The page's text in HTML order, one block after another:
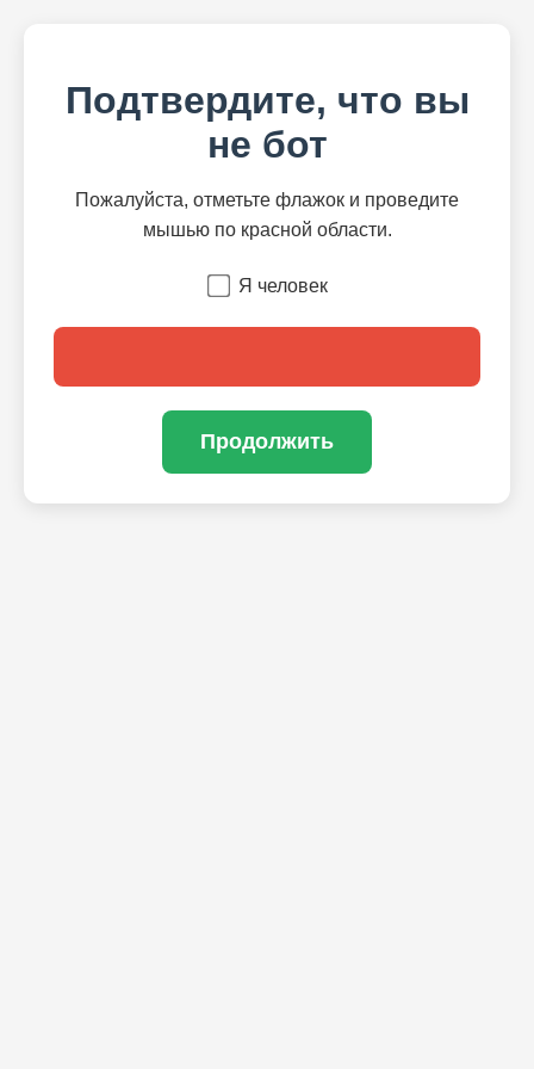
Подтвердите, что вы
не бот
Пожалуйста, отметьте флажок и проведите
мышью по красной области.
Я человек
Продолжить